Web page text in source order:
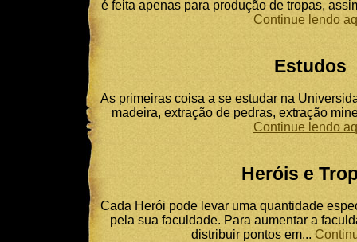
é feita apenas para produção de tropas,
Continue lendo
Estudos
As primeiras coisa a se estudar na
madeira, extração de pedras, extração
Continue lendo
Heróis e
Cada Herói pode levar uma quantidade
pela sua faculdade. Para aumentar a
distribuir pontos em...